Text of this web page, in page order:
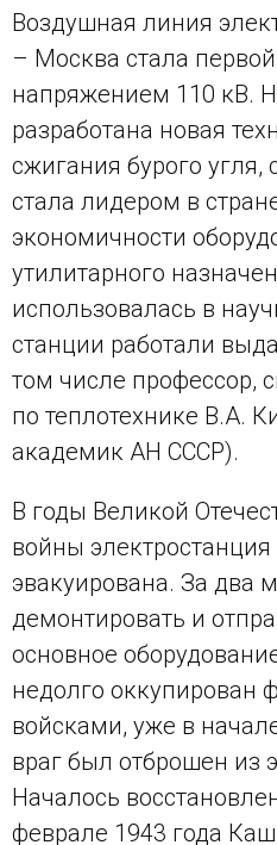
Воздушная линия
– Москва стала
напряжением 110 кВ.
разработана новая
сжигания бурого
стала лидером в
экономичности
утилитарного
использовалась в
станции работали
том числе профессор,
по теплотехнике В.А.
академик АН СССР).
В годы Великой
войны
эвакуирована. За два
демонтировать и
основное
недолго оккупирован
войсками, уже в
враг был отброшен из
Началось
феврале 1943 года